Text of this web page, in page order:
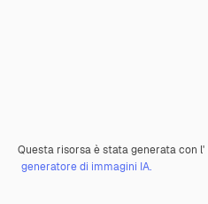
Questa risorsa è stata generata con l'
generatore di immagini IA.